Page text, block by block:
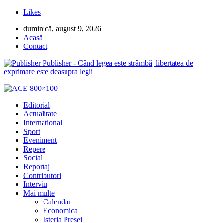
Likes
duminică, august 9, 2026
Acasă
Contact
Publisher - Când legea este strâmbă, libertatea de
exprimare este deasupra legii
Editorial
Actualitate
International
Sport
Eveniment
Repere
Social
Reportaj
Contributori
Interviu
Mai multe
Calendar
Economica
Isteria Presei